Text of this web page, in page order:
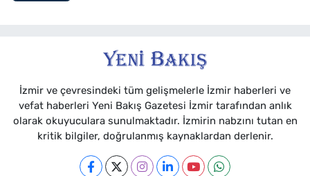
İzmir ve çevresindeki tüm gelişmelerle İzmir haberleri ve
vefat haberleri Yeni Bakış Gazetesi İzmir tarafından anlık
olarak okuyuculara sunulmaktadır. İzmirin nabzını tutan en
kritik bilgiler, doğrulanmış kaynaklardan derlenir.